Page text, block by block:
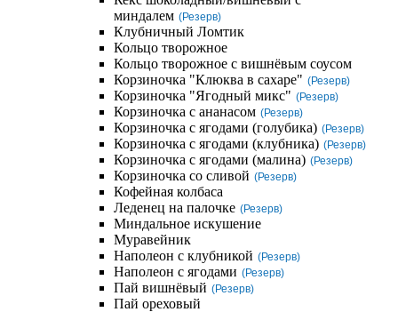
миндалем (Резерв)
Клубничный Ломтик
Кольцо творожное
Кольцо творожное с вишнёвым соусом
Корзиночка "Клюква в сахаре" (Резерв)
Корзиночка "Ягодный микс" (Резерв)
Корзиночка с ананасом (Резерв)
Корзиночка с ягодами (голубика) (Резерв)
Корзиночка с ягодами (клубника) (Резерв)
Корзиночка с ягодами (малина) (Резерв)
Корзиночка со сливой (Резерв)
Кофейная колбаса
Леденец на палочке (Резерв)
Миндальное искушение
Муравейник
Наполеон с клубникой (Резерв)
Наполеон с ягодами (Резерв)
Пай вишнёвый (Резерв)
Пай ореховый